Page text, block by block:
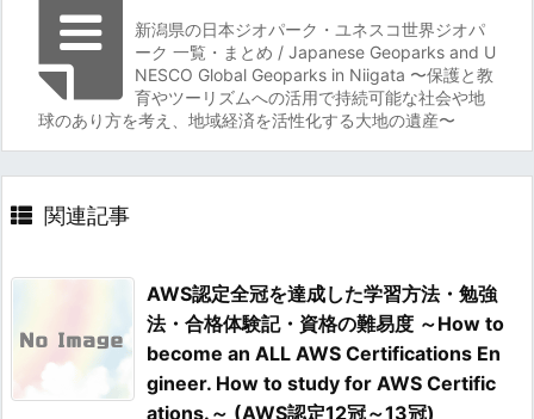
新潟県の日本ジオパーク・ユネスコ世界ジオパ
ーク 一覧・まとめ / Japanese Geoparks and U
NESCO Global Geoparks in Niigata 〜保護と教
育やツーリズムへの活用で持続可能な社会や地
球のあり方を考え、地域経済を活性化する大地の遺産〜
関連記事
AWS認定全冠を達成した学習方法・勉強
法・合格体験記・資格の難易度 ～How to
become an ALL AWS Certifications En
gineer. How to study for AWS Certific
ations.～ (AWS認定12冠～13冠)